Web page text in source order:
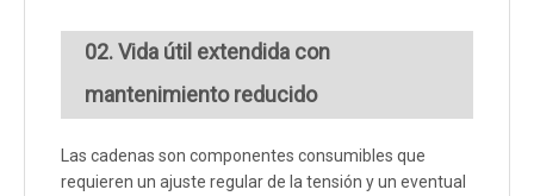
02. Vida útil extendida con
mantenimiento reducido
Las cadenas son componentes consumibles que
requieren un ajuste regular de la tensión y un eventual